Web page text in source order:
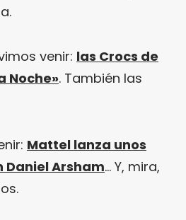
venir: las Crocs de
Noche». También las
Mattel lanza unos
Daniel Arsham… Y, mira,